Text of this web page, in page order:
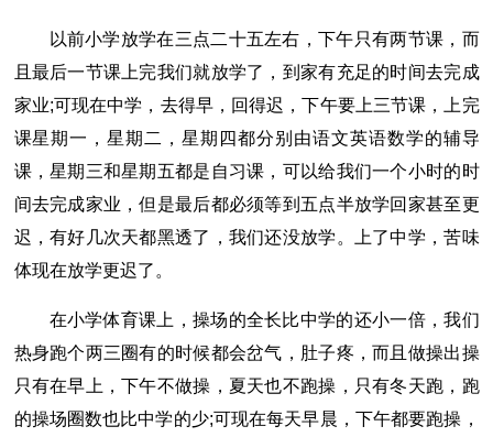
以前小学放学在三点二十五左右，下午只有两节课，而
且最后一节课上完我们就放学了，到家有充足的时间去完成
家业;可现在中学，去得早，回得迟，下午要上三节课，上完
课星期一，星期二，星期四都分别由语文英语数学的辅导
课，星期三和星期五都是自习课，可以给我们一个小时的时
间去完成家业，但是最后都必须等到五点半放学回家甚至更
迟，有好几次天都黑透了，我们还没放学。上了中学，苦味
体现在放学更迟了。
在小学体育课上，操场的全长比中学的还小一倍，我们
热身跑个两三圈有的时候都会岔气，肚子疼，而且做操出操
只有在早上，下午不做操，夏天也不跑操，只有冬天跑，跑
的操场圈数也比中学的少;可现在每天早晨，下午都要跑操，